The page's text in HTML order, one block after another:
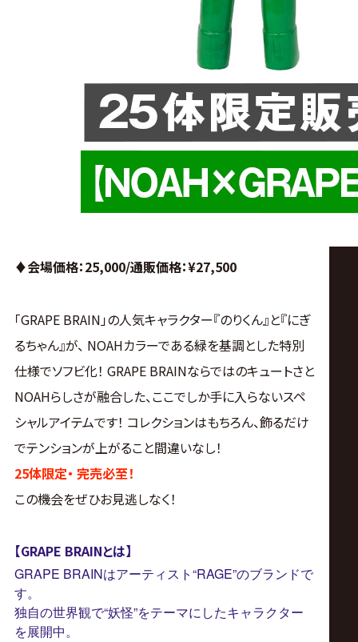
♦︎会場価格：25,000/通販価格：¥27,500
「GRAPE BRAIN」の人気キャラクター『のりくん』と『にぎ
るちゃん』が、 NOAHカラーである緑を基調とした特別
仕様でソフビ化！ GRAPE BRAINならではのキュートさと
NOAHらしさが融合した、ここでしか手に入らないスペ
シャルアイテムです！ コレクションはもちろん、飾るだけ
でテンションが上がること間違いなし！
25体限定・ 完売必至！
この機会をぜひお見逃しなく！
【GRAPE BRAINとは】
GRAPE BRAINはアーティスト“RAGE”のブランドで
す。
独自の世界観で“妖怪”をテーマにしたキャラクター
を展開中。